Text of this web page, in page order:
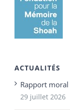
ACTUALITÉS
Rapport
29 juillet 2026